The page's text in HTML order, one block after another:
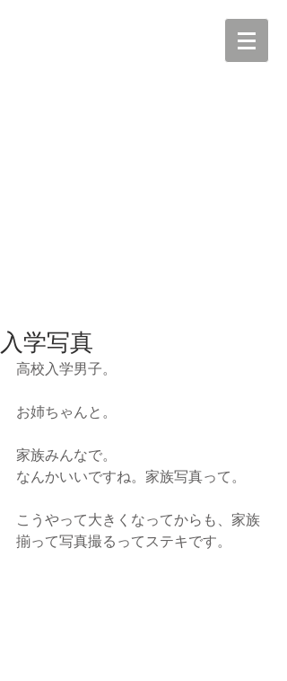
入学写真
高校入学男子。
お姉ちゃんと。
家族みんなで。
なんかいいですね。家族写真って。
こうやって大きくなってからも、家族
揃って写真撮るってステキです。